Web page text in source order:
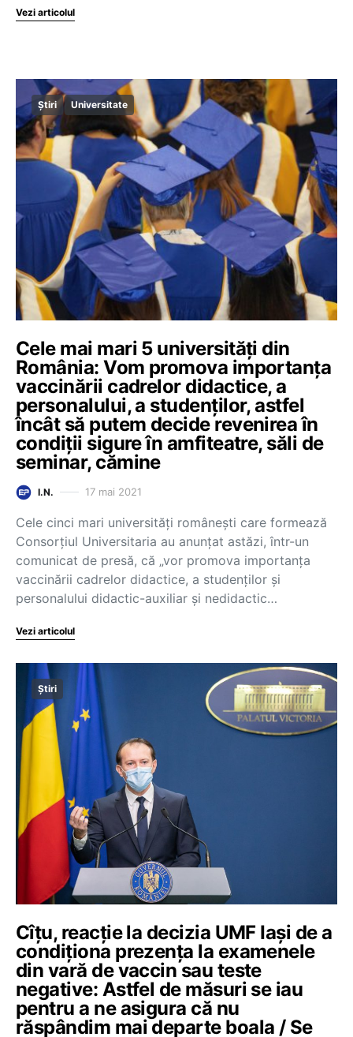
Vezi articolul
Știri Universitate
Cele mai mari 5 universități din
România: Vom promova importanța
vaccinării cadrelor didactice, a
personalului, a studenților, astfel
încât să putem decide revenirea în
condiții sigure în amfiteatre, săli de
seminar, cămine
I.N. 17 mai 2021
Cele cinci mari universități românești care formează
Consorțiul Universitaria au anunțat astăzi, într-un
comunicat de presă, că „vor promova importanţa
vaccinării cadrelor didactice, a studenţilor şi
personalului didactic-auxiliar şi nedidactic…
Vezi articolul
Știri
Cîțu, reacție la decizia UMF Iași de a
condiționa prezența la examenele
din vară de vaccin sau teste
negative: Astfel de măsuri se iau
pentru a ne asigura că nu
răspândim mai departe boala / Se